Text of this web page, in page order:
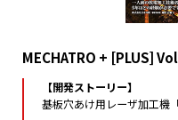
MECHATRO + [PLUS]
【開発ストーリー】
基板穴あけ用レーザ加工機